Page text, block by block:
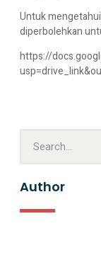
Untuk
diperbolehkan
https://
Author